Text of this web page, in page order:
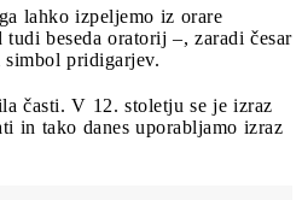
lahko izpeljemo iz orare
beseda oratorij ‒, zaradi česar
pridigarjev.
časti. V 12. stoletju se je izraz
in tako danes uporabljamo izraz